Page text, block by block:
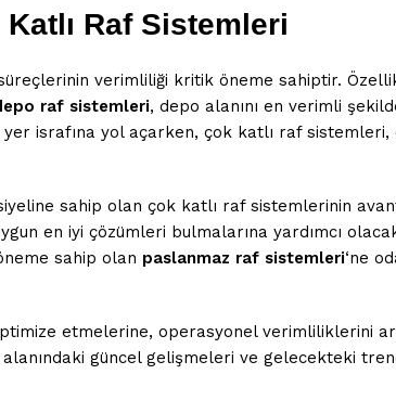
Katlı Raf Sistemleri
verimliliği kritik öneme sahiptir.
raf sistemleri, depo alanını en verimli
israfına yol açarken, çok katlı raf
sahip olan çok katlı raf sistemlerinin
en iyi çözümleri bulmalarına yardımcı
sahip olan paslanmaz raf sistemleri‘ne
etmelerine, operasyonel verimliliklerini
alanındaki güncel gelişmeleri ve gelecekteki